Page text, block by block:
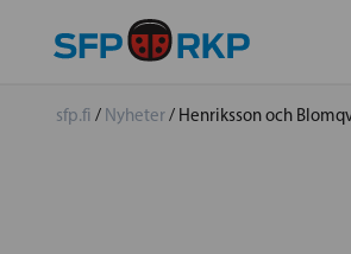
sfp.fi / Nyheter/ Henriksson och